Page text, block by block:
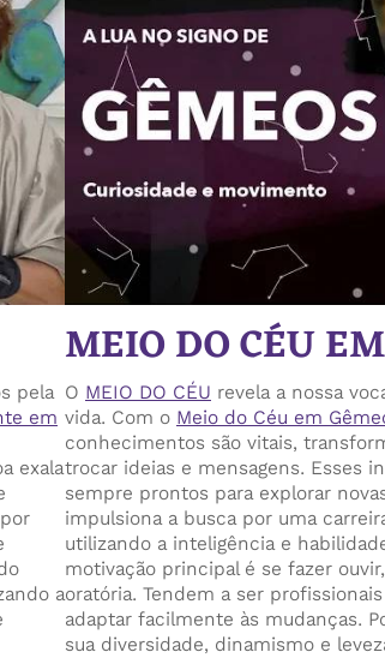
pela
em
exala
a
MEIO DO CÉU
O MEIO DO CÉU revela a nossa
vida. Com o Meio do Céu em
conhecimentos são vitais,
trocar ideias e mensagens. Esses
sempre prontos para explorar
impulsiona a busca por uma
utilizando a inteligência e
motivação principal é se fazer
oratória. Tendem a ser
adaptar facilmente às mudanças.
sua diversidade, dinamismo e